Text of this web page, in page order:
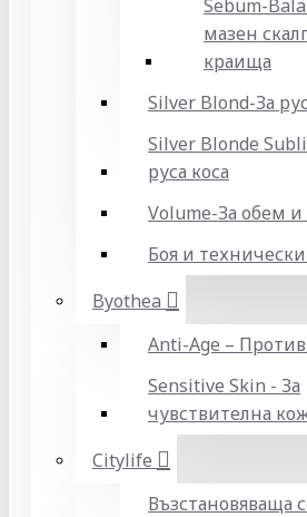
Sebum-
мазен
краища
Silver Blond-За
Silver Blonde
руса коса
Volume-За обем и
Боя и
Byothea
Anti-Age –
Sensitive Skin - За
чувствителна
Citylife
Възстановяваща